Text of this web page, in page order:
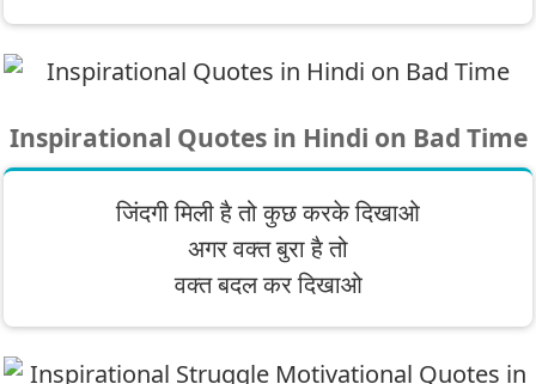
Inspirational Quotes in Hindi on Bad Time
जिंदगी मिली है तो कुछ करके दिखाओ
अगर वक्त बुरा है तो
वक्त बदल कर दिखाओ